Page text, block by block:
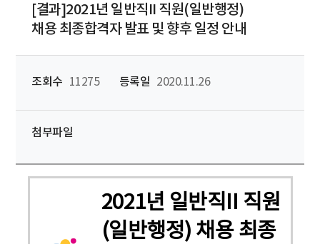
[결과]2021년 일반직II 직원(일반행정)
채용 최종합격자 발표 및 향후 일정 안내
조회수 11275 등록일 2020.11.26
첨부파일
2021년 일반직II 직원
(일반행정) 채용 최종